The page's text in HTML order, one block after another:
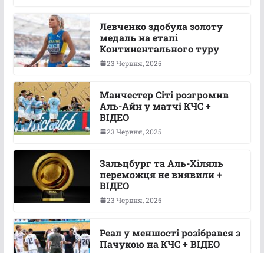
Левченко здобула золоту
медаль на етапі
Континентального туру
23 Червня, 2025
Манчестер Сіті розгромив
Аль-Айн у матчі КЧС +
ВІДЕО
23 Червня, 2025
Зальцбург та Аль-Хіляль
переможця не виявили +
ВІДЕО
23 Червня, 2025
Реал у меншості розібрався з
Пачукою на КЧС + ВІДЕО